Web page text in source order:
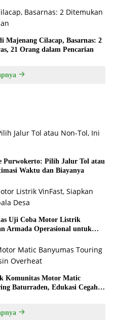
Majenang Cilacap, Basarnas: 2
21 Orang dalam Pencarian
Purwokerto: Pilih Jalur Tol atau
Waktu dan Biayanya
Uji Coba Motor Listrik
Armada Operasional untuk
Komunitas Motor Matic
Baturraden, Edukasi Cegah